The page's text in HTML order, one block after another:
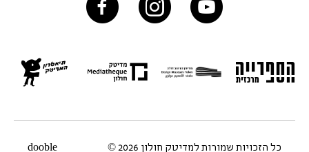
כל הזכויות שמורות למדיטק חולון 2026 © dooble